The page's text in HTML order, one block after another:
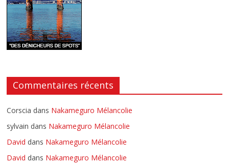
Commentaires récents
Corscia dans Nakameguro Mélancolie
sylvain dans Nakameguro Mélancolie
David dans Nakameguro Mélancolie
David dans Nakameguro Mélancolie